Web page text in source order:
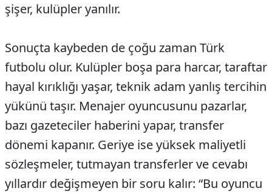
şişer, kulüpler yanılır.
Sonuçta kaybeden de çoğu zaman Türk
futbolu olur. Kulüpler boşa para harcar, taraftar
hayal kırıklığı yaşar, teknik adam yanlış tercihin
yükünü taşır. Menajer oyuncusunu pazarlar,
bazı gazeteciler haberini yapar, transfer
dönemi kapanır. Geriye ise yüksek maliyetli
sözleşmeler, tutmayan transferler ve cevabı
yıllardır değişmeyen bir soru kalır: “Bu oyuncu